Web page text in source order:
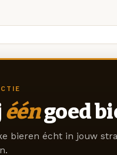
ééngoed
bieren écht in jouw